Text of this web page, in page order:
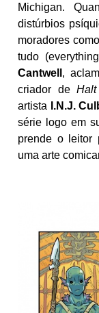
Michigan.
distúrbios
moradores como
tudo
Cantwell ,
criador de
artista
I.N.J.
série logo em
prende o leitor
uma arte